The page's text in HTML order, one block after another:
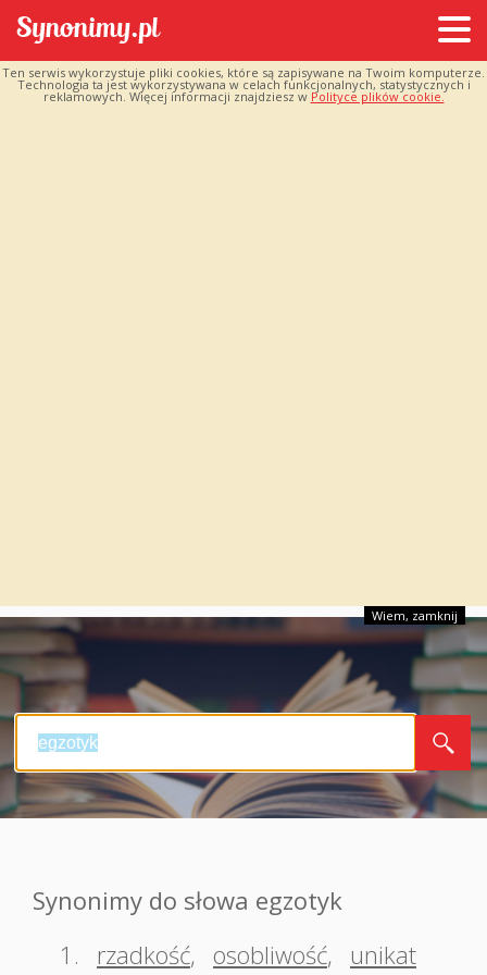
Ten serwis wykorzystuje pliki cookies, które są zapisywane na Twoim komputerze.
Technologia ta jest wykorzystywana w celach funkcjonalnych, statystycznych i
reklamowych. Więcej informacji znajdziesz w Polityce plików cookie.
Wiem, zamknij
Synonimy do słowa egzotyk
1.
rzadkość, osobliwość, unikat